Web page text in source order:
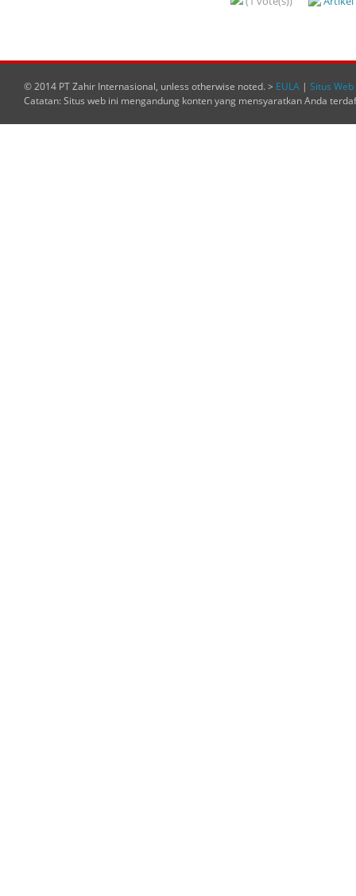
© 2014 PT Zahir Internasional, unless otherwise noted. > EULA | Situs
Catatan: Situs web ini mengandung konten yang mensyaratkan Anda